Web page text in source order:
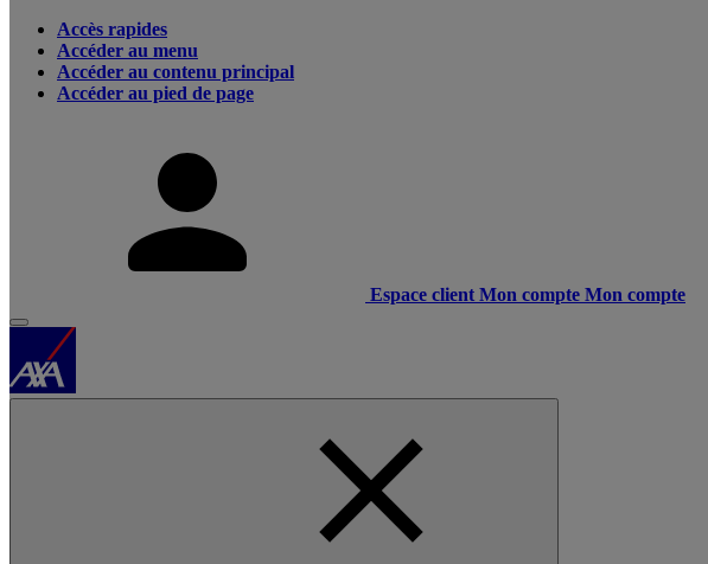
Accès rapides
Accéder au menu
Accéder au contenu principal
Accéder au pied de page
Espace client Mon compte Mon compte